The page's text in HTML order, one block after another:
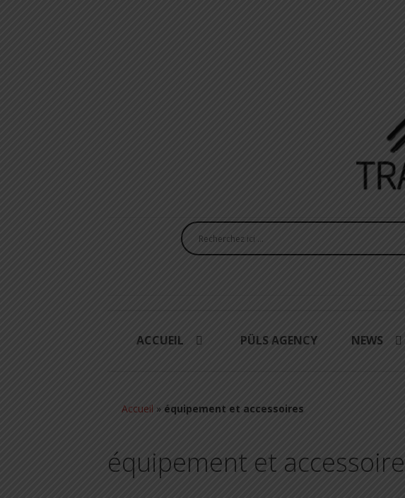
ACCUEIL PÜLS AGENCY NEWS
Accueil » équipement et accessoires
équipement et